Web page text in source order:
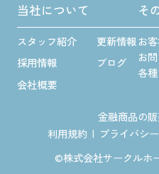
当社について
スタッフ紹介
更新情報
採用情報
ブログ
会社概要
そ
お
お
各
金融商品の
利用規約
プライバシ
©株式会社サークルホ